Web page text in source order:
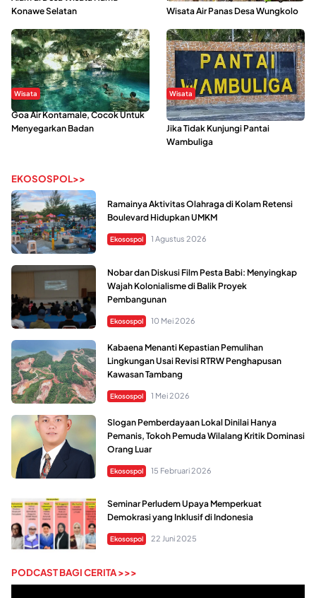
Konawe Selatan
Wisata Air Panas Desa Wungkolo
Wisata
Goa Air Kontamale, Cocok Untuk
Menyegarkan Badan
Wisata
Berkunjung Ke Wakatobi, Nyesal
Jika Tidak Kunjungi Pantai
Wambuliga
EKOSOSPOL>>
Ramainya Aktivitas Olahraga di Kolam Retensi
Boulevard Hidupkan UMKM
Ekosospol 1 Agustus 2026
Nobar dan Diskusi Film Pesta Babi: Menyingkap
Wajah Kolonialisme di Balik Proyek
Pembangunan
Ekosospol 10 Mei 2026
Kabaena Menanti Kepastian Pemulihan
Lingkungan Usai Revisi RTRW Penghapusan
Kawasan Tambang
Ekosospol 1 Mei 2026
Slogan Pemberdayaan Lokal Dinilai Hanya
Pemanis, Tokoh Pemuda Wilalang Kritik Dominasi
Orang Luar
Ekosospol 15 Februari 2026
Seminar Perludem Upaya Memperkuat
Demokrasi yang Inklusif di Indonesia
Ekosospol 22 Juni 2025
PODCAST BAGI CERITA >>>